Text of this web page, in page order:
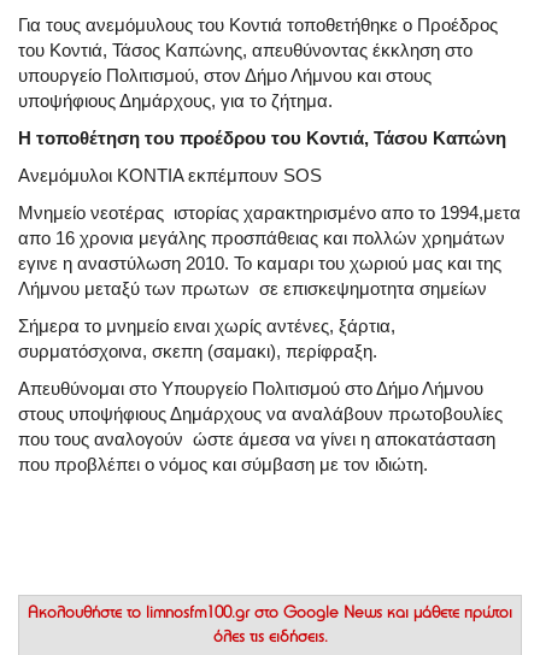
Για τους ανεμόμυλους του Κοντιά τοποθετήθηκε ο Προέδρος
του Κοντιά, Τάσος Καπώνης, απευθύνοντας έκκληση στο
υπουργείο Πολιτισμού, στον Δήμο Λήμνου και στους
υποψήφιους Δημάρχους, για το ζήτημα.
Η τοποθέτηση του προέδρου του Κοντιά, Τάσου Καπώνη
Ανεμόμυλοι ΚΟΝΤΙΑ εκπέμπουν SOS
Μνημείο νεοτέρας ιστορίας χαρακτηρισμένο απο το 1994,μετα
απο 16 χρονια μεγάλης προσπάθειας και πολλών χρημάτων
εγινε η αναστύλωση 2010. Το καμαρι του χωριού μας και της
Λήμνου μεταξύ των πρωτων σε επισκεψημοτητα σημείων
Σήμερα το μνημείο ειναι χωρίς αντένες, ξάρτια,
συρματόσχοινα, σκεπη (σαμακι), περίφραξη.
Απευθύνομαι στο Υπουργείο Πολιτισμού στο Δήμο Λήμνου
στους υποψήφιους Δημάρχους να αναλάβουν πρωτοβουλίες
που τους αναλογούν ώστε άμεσα να γίνει η αποκατάσταση
που προβλέπει ο νόμος και σύμβαση με τον ιδιώτη.
Ακολουθήστε το limnosfm100.gr στο Google News και μάθετε πρώτοι
όλες τις ειδήσεις.